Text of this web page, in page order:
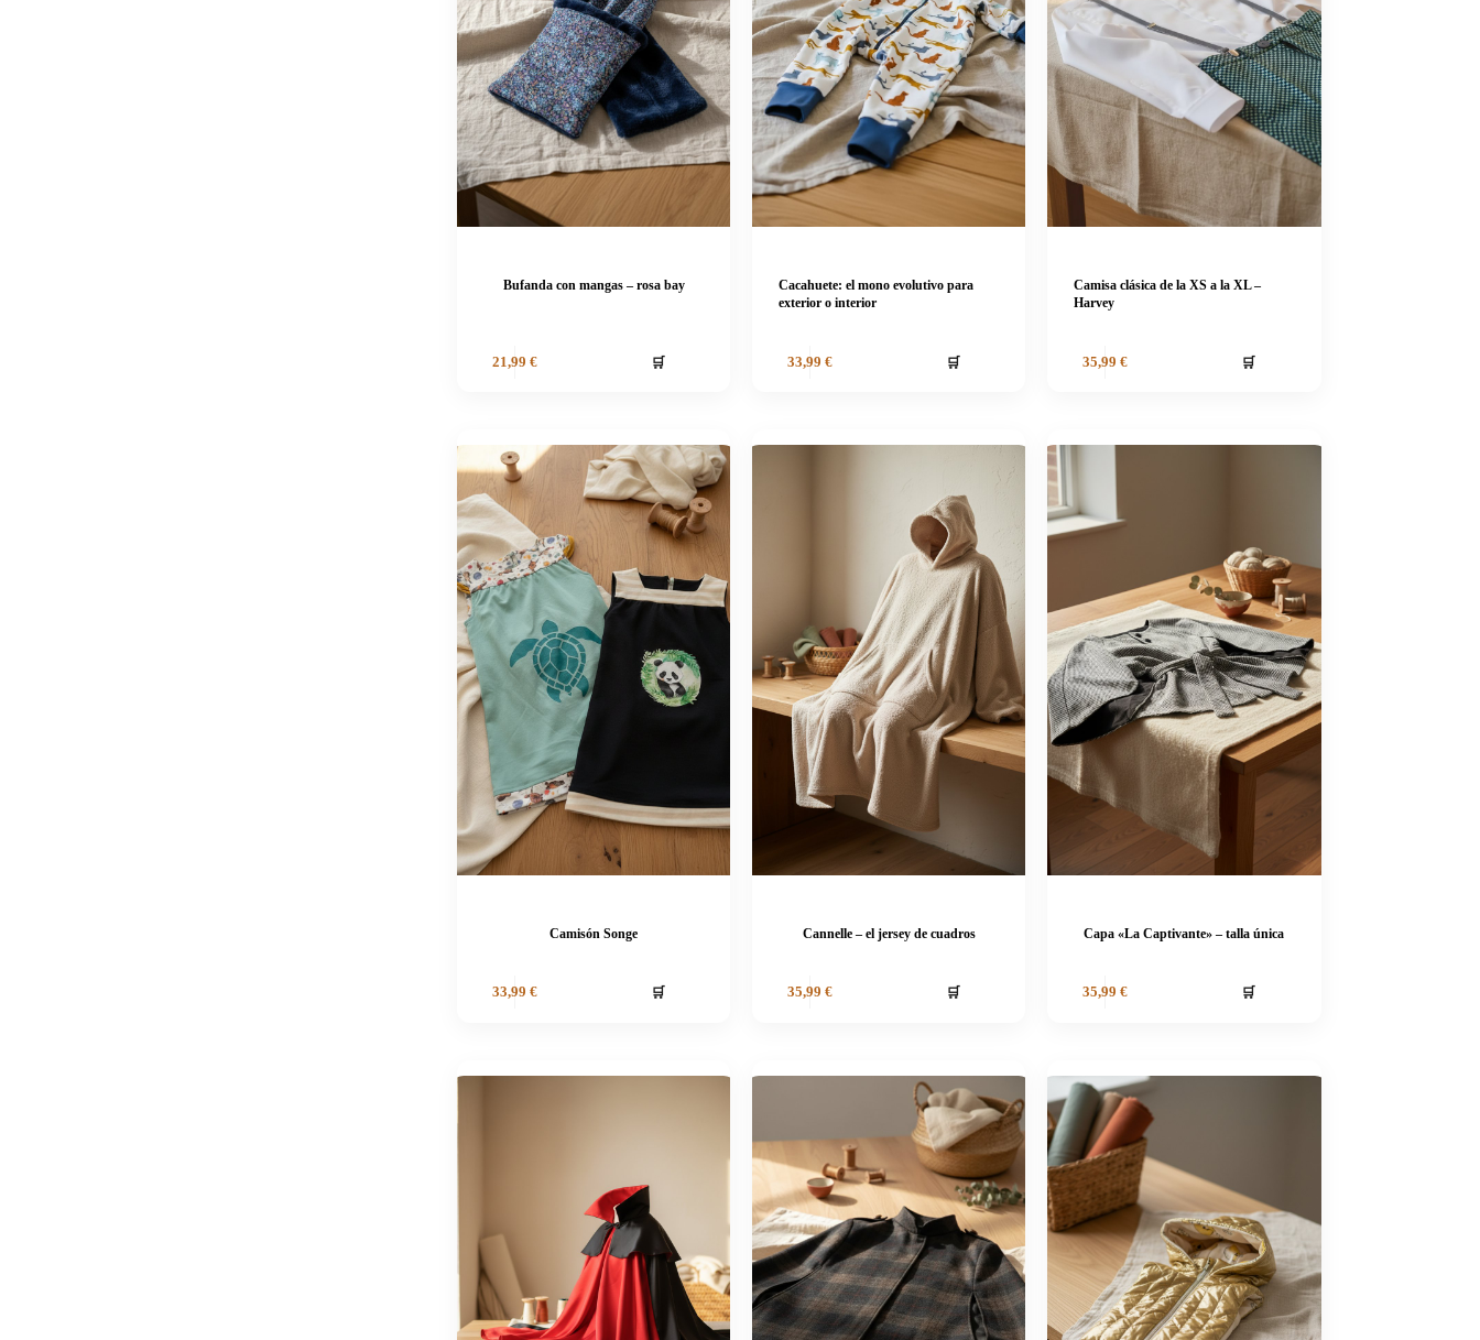
Bufanda con mangas – rosa bay
21,99 € 🛒
Cacahuete: el mono evolutivo para
exterior o interior
33,99 € 🛒
Camisa clásica de la XS a la XL –
Harvey
35,99 € 🛒
Camisón Songe
33,99 € 🛒
Cannelle – el jersey de cuadros
35,99 € 🛒
Capa «La Captivante» – talla única
35,99 € 🛒